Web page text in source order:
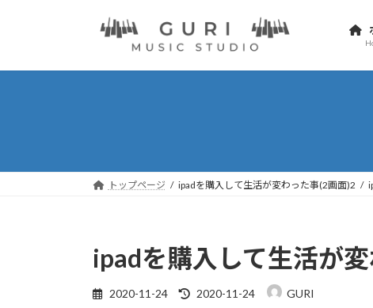
トップページ ipadを購入して生活が変わった事(2画面)2
ipadを購入して生活が
2020-11-24
最
2020-11-24 GURI